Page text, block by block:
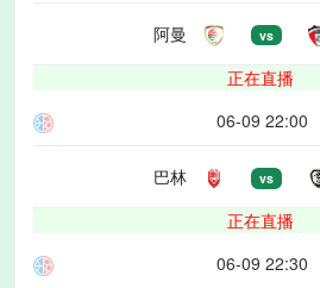
阿曼 vs
正在直播
06-09 22:00
巴林 vs
正在直播
06-09 22:30